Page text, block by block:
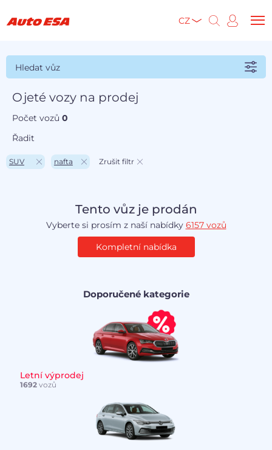
CZ
Hledat vůz
Ojeté vozy na prodej
Počet vozů0
Řadit
SUV nafta Zrušit filtr
Tento vůz je prodán
Vyberte si prosím z naší nabídky 6157 vozů
Kompletní nabídka
Doporučené kategorie
Letní výprodej
1692vozů